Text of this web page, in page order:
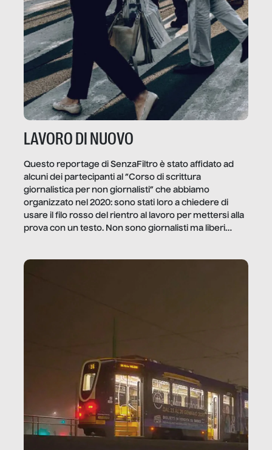
LAVORO DI NUOVO
Questo reportage di SenzaFiltro è stato affidato ad
alcuni dei partecipanti al “Corso di scrittura
giornalistica per non giornalisti” che abbiamo
organizzato nel 2020: sono stati loro a chiedere di
usare il filo rosso del rientro al lavoro per mettersi alla
prova con un testo. Non sono giornalisti ma liberi